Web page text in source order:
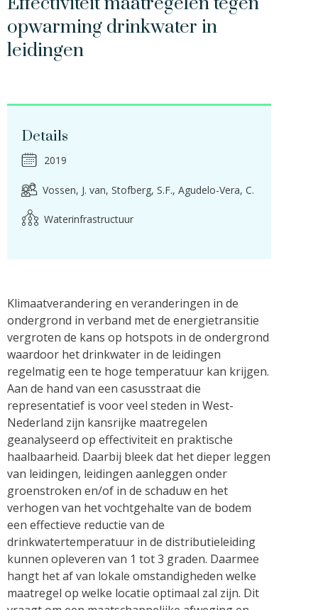
opwarming drinkwater in
leidingen
Details
2019
Vossen, J. van Stofberg, S.F. Agudelo-Vera, C.
Waterinfrastructuur
Klimaatverandering en veranderingen in de
ondergrond in verband met de energietransitie
vergroten de kans op hotspots in de ondergrond
waardoor het drinkwater in de leidingen
regelmatig een te hoge temperatuur kan krijgen.
Aan de hand van een casusstraat die
representatief is voor veel steden in West-
Nederland zijn kansrijke maatregelen
geanalyseerd op effectiviteit en praktische
haalbaarheid. Daarbij bleek dat het dieper leggen
van leidingen, leidingen aanleggen onder
groenstroken en/of in de schaduw en het
verhogen van het vochtgehalte van de bodem
een effectieve reductie van de
drinkwatertemperatuur in de distributieleiding
kunnen opleveren van 1 tot 3 graden. Daarmee
hangt het af van lokale omstandigheden welke
maatregel op welke locatie optimaal zal zijn. Dit